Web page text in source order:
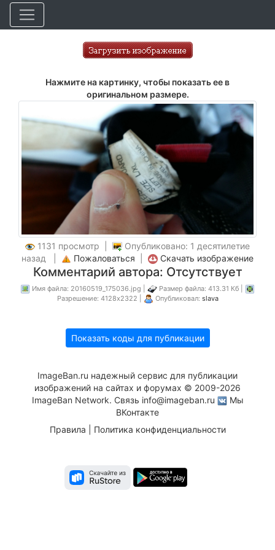
Нажмите на картинку, чтобы показать ее в
оригинальном размере.
1131 просмотр |
Опубликовано: 1 десятилетие
назад |
Пожаловаться Скачать изображение
Комментарий автора: Отсутствует
Имя файла: 20160519_175036.jpg |
Размер файла: 413.31 Кб |
Разрешение: 4128x2322 |
Опубликовал: slava
Показать коды для публикации
ImageBan.ru надежный сервис для публикации
изображений на сайтах и форумах © 2009-2026
ImageBan Network. Связь info@imageban.ru
Мы
ВКонтакте
Правила
Политика конфиденциальности